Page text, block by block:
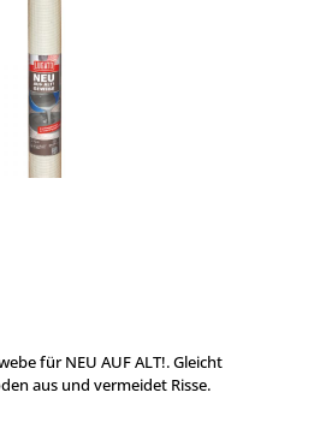
für NEU AUF ALT!. Gleicht
aus und vermeidet Risse.